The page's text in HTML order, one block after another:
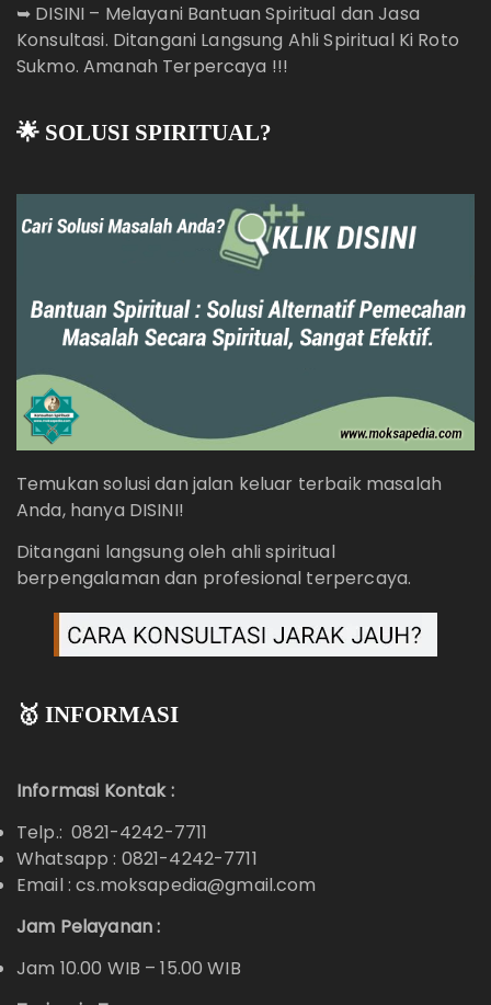
➥ DISINI – Melayani Bantuan Spiritual dan Jasa
Konsultasi. Ditangani Langsung Ahli Spiritual Ki Roto
Sukmo. Amanah Terpercaya !!!
🌟 SOLUSI SPIRITUAL?
Temukan solusi dan jalan keluar terbaik masalah
Anda, hanya DISINI!
Ditangani langsung oleh ahli spiritual
berpengalaman dan profesional terpercaya.
🥇 INFORMASI
Informasi Kontak :
Telp.: 0821-4242-7711
Whatsapp : 0821-4242-7711
Email : cs.moksapedia@gmail.com
Jam Pelayanan :
Jam 10.00 WIB – 15.00 WIB